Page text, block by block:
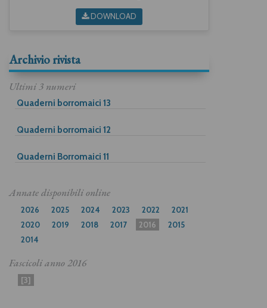
DOWNLOAD
Archivio rivista
Ultimi 3 numeri
Quaderni borromaici 13
Quaderni borromaici 12
Quaderni Borromaici 11
Annate disponibili online
2026 2025 2024 2023 2022
2021
2020
2019 2018 2017 2016
2015
2014
Fascicoli anno2016
[3]